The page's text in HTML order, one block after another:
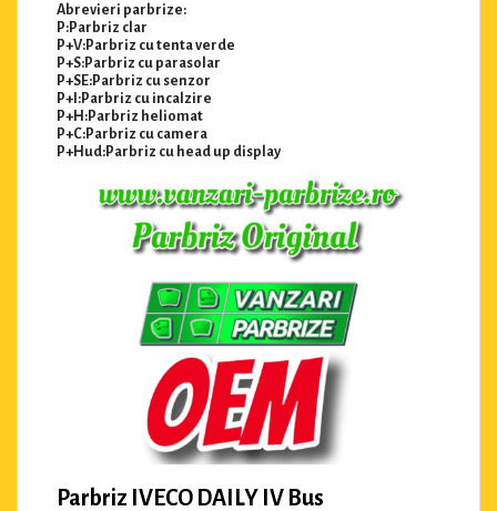
Abrevieri parbrize:
P:Parbriz clar
P+V:Parbriz cu tenta verde
P+S:Parbriz cu parasolar
P+SE:Parbriz cu senzor
P+I:Parbriz cu incalzire
P+H:Parbriz heliomat
P+C:Parbriz cu camera
P+Hud:Parbriz cu head up display
Parbriz IVECO DAILY IV Bus